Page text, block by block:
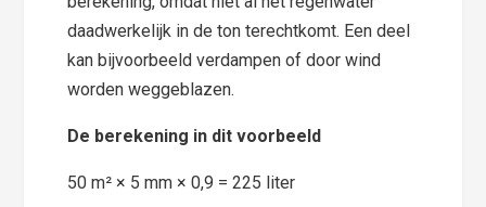
daadwerkelijk in de ton terechtkomt. Een deel
kan bijvoorbeeld verdampen of door wind
worden weggeblazen.
De berekening in dit voorbeeld
50 m² × 5 mm × 0,9 = 225 liter